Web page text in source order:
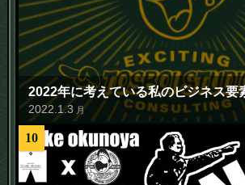
2022年に考えている私のビジネス要
2022 1.3 月
10